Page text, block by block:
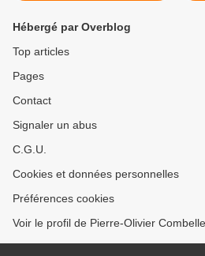
Hébergé par Overblog
Top articles
Pages
Contact
Signaler un abus
C.G.U.
Cookies et données personnelles
Préférences cookies
Voir le profil de Pierre-Olivier